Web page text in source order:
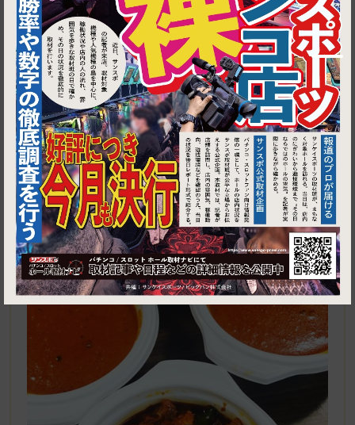
1
東京都品川区西大井6-7-17シャトレー西大井1F